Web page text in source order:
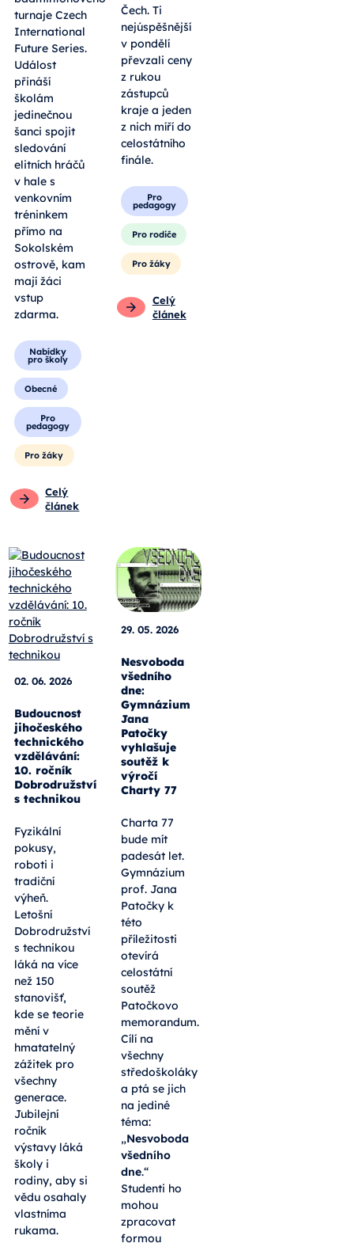
turnaje Czech
International
Future Series.
Událost
přináší
školám
jedinečnou
šanci spojit
sledování
elitních hráčů
v hale s
venkovním
tréninkem
přímo na
Sokolském
ostrově, kam
mají žáci
vstup
zdarma.
Nabídky
pro školy
Obecné
Pro
pedagogy
Pro žáky
Celý
článek
Čech. Ti
nejúspěšnější
v pondělí
převzali ceny
z rukou
zástupců
kraje a jeden
z nich míří do
celostátního
finále.
Pro
pedagogy
Pro rodiče
Pro žáky
Celý
článek
02. 06. 2026
Budoucnost
jihočeského
technického
vzdělávání:
10. ročník
Dobrodružství
s technikou
Fyzikální
pokusy,
roboti i
tradiční
výheň.
Letošní
Dobrodružství
s technikou
láká na více
než 150
stanovišť,
kde se teorie
mění v
hmatatelný
zážitek pro
všechny
generace.
Jubilejní
ročník
výstavy láká
školy i
rodiny, aby si
vědu osahaly
vlastníma
rukama.
29. 05. 2026
Nesvoboda
všedního
dne:
Gymnázium
Jana
Patočky
vyhlašuje
soutěž k
výročí
Charty 77
Charta 77
bude mít
padesát let.
Gymnázium
prof. Jana
Patočky k
této
příležitosti
otevírá
celostátní
soutěž
Patočkovo
memorandum.
Cílí na
všechny
středoškoláky
a ptá se jich
na jediné
téma:
„Nesvoboda
všedního
dne.“
Studenti ho
mohou
zpracovat
formou